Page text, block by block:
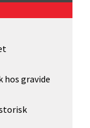
hos gravide